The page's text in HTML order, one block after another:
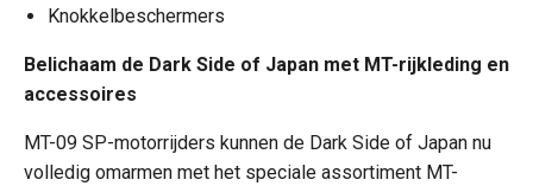
Knokkelbeschermers
Belichaam de Dark Side of Japan met MT-rijkleding en
accessoires
MT-09 SP-motorrijders kunnen de Dark Side of Japan nu
volledig omarmen met het speciale assortiment MT-